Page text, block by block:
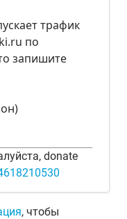
трафик
по
запишите
donate
, чтобы